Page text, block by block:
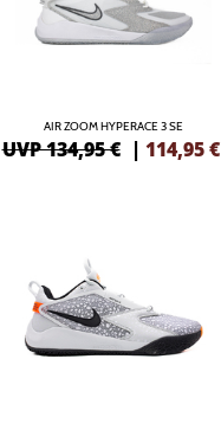
AIR ZOOM HYPERACE 3 SE
UVP 134,95 € | 114,95 €